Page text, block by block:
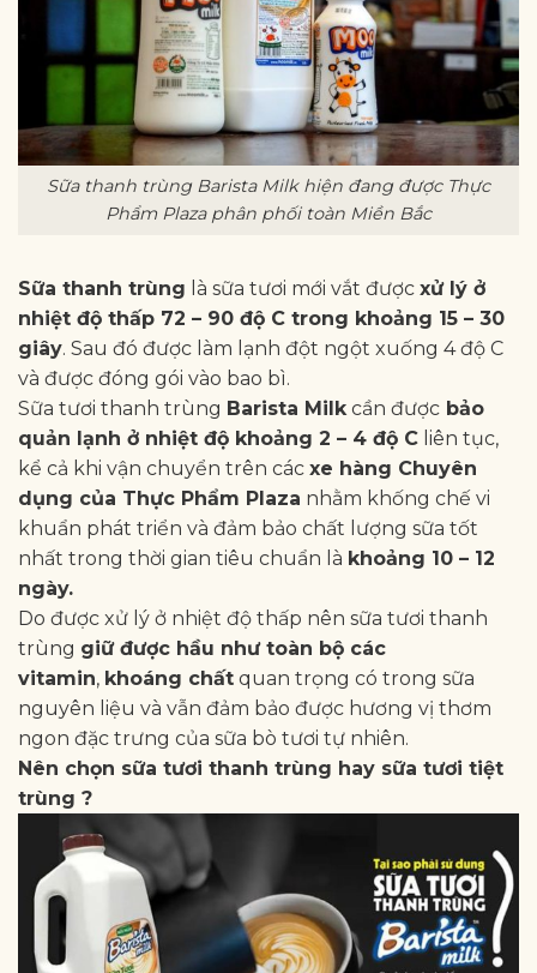
Sữa thanh trùng Barista Milk hiện đang được Thực
Phẩm Plaza phân phối toàn Miền Bắc
Sữa thanh trùng là sữa tươi mới vắt được xử lý ở
nhiệt độ thấp 72 – 90 độ C trong khoảng 15 – 30
giây. Sau đó được làm lạnh đột ngột xuống 4 độ C
và được đóng gói vào bao bì.
Sữa tươi thanh trùng Barista Milk cần được bảo
quản lạnh ở nhiệt độ khoảng 2 – 4 độ C liên tục,
kể cả khi vận chuyển trên các xe hàng Chuyên
dụng của Thực Phẩm Plaza nhằm khống chế vi
khuẩn phát triển và đảm bảo chất lượng sữa tốt
nhất trong thời gian tiêu chuẩn là khoảng 10 – 12
ngày.
Do được xử lý ở nhiệt độ thấp nên sữa tươi thanh
trùng giữ được hầu như toàn bộ các
vitamin, khoáng chất quan trọng có trong sữa
nguyên liệu và vẫn đảm bảo được hương vị thơm
ngon đặc trưng của sữa bò tươi tự nhiên.
Nên chọn sữa tươi thanh trùng hay sữa tươi tiệt
trùng ?